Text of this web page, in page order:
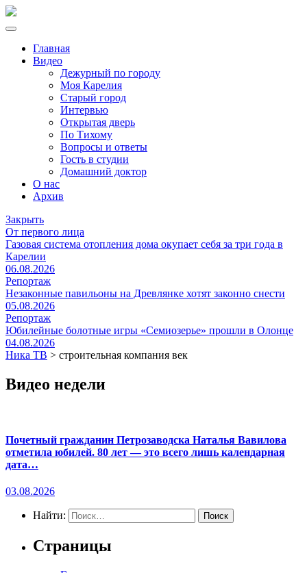
Главная
Видео
Дежурный по городу
Моя Карелия
Старый город
Интервью
Открытая дверь
По Тихому
Вопросы и ответы
Гость в студии
Домашний доктор
О нас
Архив
Закрыть
От первого лица
Газовая система отопления дома окупает себя за три года в
Карелии
06.08.2026
Репортаж
Незаконные павильоны на Древлянке хотят законно снести
05.08.2026
Репортаж
Юбилейные болотные игры «Семиозерье» прошли в Олонце
04.08.2026
Ника ТВ > строительная компания век
Видео недели
Почетный гражданин Петрозаводска Наталья Вавилова
отметила юбилей. 80 лет — это всего лишь календарная
дата…
03.08.2026
Найти:
Страницы